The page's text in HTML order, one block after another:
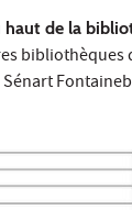
haut de la
bibliothèques